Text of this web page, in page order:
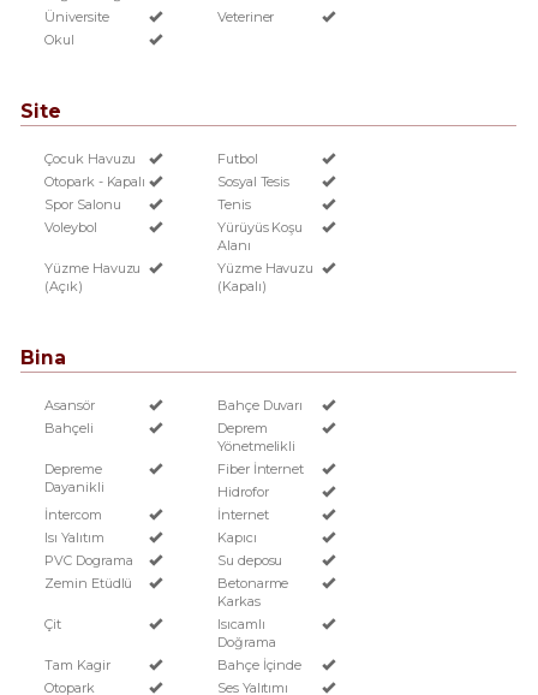
Üniversite
Veteriner
Okul
Site
Çocuk Havuzu
Futbol
Otopark - Kapalı
Sosyal Tesis
Spor Salonu
Tenis
Voleybol
Yürüyüs Koşu
Alanı
Yüzme Havuzu
(Açık)
Yüzme Havuzu
(Kapalı)
Bina
Asansör
Bahçe Duvarı
Bahçeli
Deprem
Yönetmelikli
Depreme
Dayanikli
Fiber İnternet
Hidrofor
İntercom
İnternet
Isı Yalıtım
Kapıcı
PVC Dograma
Su deposu
Zemin Etüdlü
Betonarme
Karkas
Çit
Isıcamlı
Doğrama
Tam Kagir
Bahçe İçinde
Otopark
Ses Yalıtımı